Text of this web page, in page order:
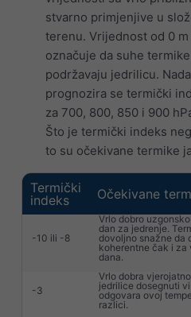
stvarno primjenjive u
terenu. Vrijednost od 0 m
označuje da suhe
podržavaju jedrilicu.
prognozira se termički
za 700, 800, 850 i 900
Što je termički indeks
to su očekivane termike
Termički
indeks
Očekivane
-10 ili -8
Vrlo dobro
dan za jedrenje.
dovoljno snažne da
koherentne čak i za
dana.
-3
Vrlo dobra
jedrilice dosegnuti
odgovara ovoj
razlici.